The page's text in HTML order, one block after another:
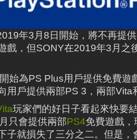
年3月8日開始，將不再提供
戲，但SONY在2019年3月之
始為PS Plus用戶提供免費遊
用戶提供兩部PS 3，兩部Vita
玩家們的好日子看起來快要
只會提供兩部PS4免費遊戲
子就損失了三分之二。但是，